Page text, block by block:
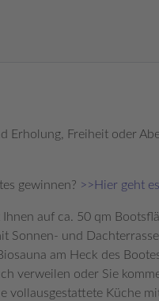
Erholung, Freiheit oder
gewinnen? >>Hier geht
auf ca. 50 qm
Sonnen- und Dachterrasse.
am Heck des
verweilen oder Sie
vollausgestattete Küche